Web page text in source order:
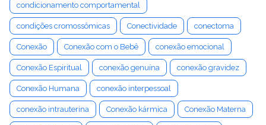
condicionamento comportamental
condições cromossômicas Conectividade conectoma
Conexão Conexão com o Bebê conexão emocional
Conexão Espiritual conexão genuína conexão gravidez
Conexão Humana conexão interpessoal
conexão intrauterina Conexão kármica Conexão Materna